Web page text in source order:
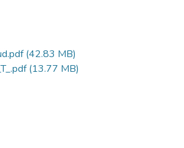
(42.83 MB)
(13.77 MB)